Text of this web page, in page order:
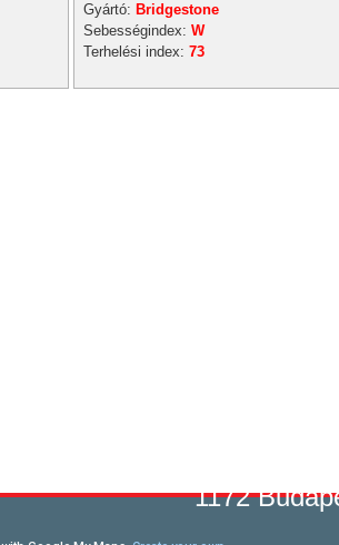
Gyártó: Bridgestone
Sebességindex: W
Terhelési index: 73
1172